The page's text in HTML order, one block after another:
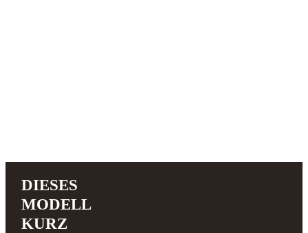
DIESES
MODELL
KURZ